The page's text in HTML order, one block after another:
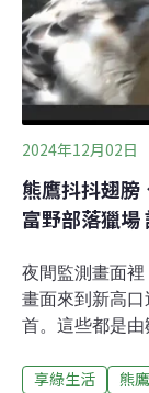
歷。熊鷹是「
的林鵰，常在
空時間只有林
捉到牠的身影
熊鷹棲息於海
2024年12月02日
熊鷹抖抖翅
富野部落獵場
夜間監測畫面裡
畫面來到新高
首。這些都是
入台灣黑熊保
享綠生活 熊鷹